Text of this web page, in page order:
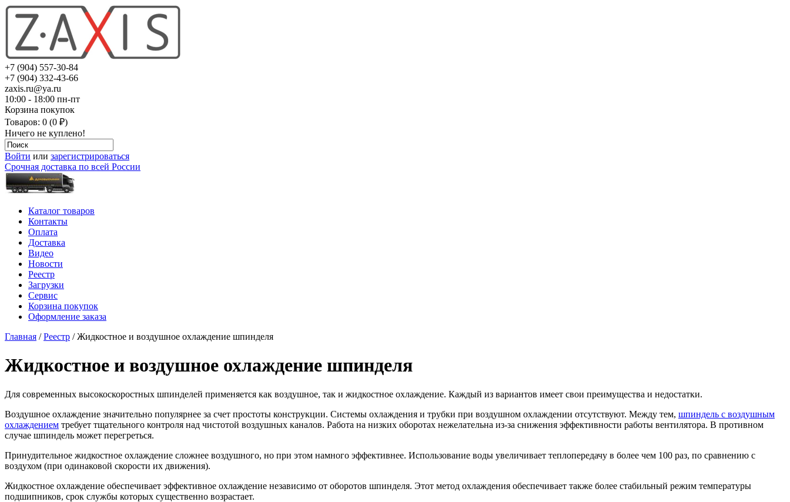
+7 (904) 557-30-84
+7 (904) 332-43-66
zaxis.ru@ya.ru
10:00 - 18:00 пн-пт
Корзина покупок
Товаров: 0 (0 ₽)
Ничего не куплено!
Войти или зарегистрироваться
Срочная доставка по всей России
Каталог товаров
Контакты
Оплата
Доставка
Видео
Новости
Реестр
Загрузки
Сервис
Корзина покупок
Оформление заказа
Главная /Реестр / Жидкостное и воздушное охлаждение шпинделя
Жидкостное и воздушное охлаждение шпинделя
Для современных высокоскоростных шпинделей применяется как воздушное, так и жидкостное охлаждение. Каждый из вариантов имеет свои преимущества и недостатки.
Воздушное охлаждение значительно популярнее за счет простоты конструкции. Системы охлаждения и трубки при воздушном охлаждении отсутствуют. Между тем, шпиндель с воздушным
охлаждением требует тщательного контроля над чистотой воздушных каналов. Работа на низких оборотах нежелательна из-за снижения эффективности работы вентилятора. В противном
случае шпиндель может перегреться.
Принудительное жидкостное охлаждение сложнее воздушного, но при этом намного эффективнее. Использование воды увеличивает теплопередачу в более чем 100 раз, по сравнению с
воздухом (при одинаковой скорости их движения).
Жидкостное охлаждение обеспечивает эффективное охлаждение независимо от оборотов шпинделя. Этот метод охлаждения обеспечивает также более стабильный режим температуры
подшипников, срок службы которых существенно возрастает.